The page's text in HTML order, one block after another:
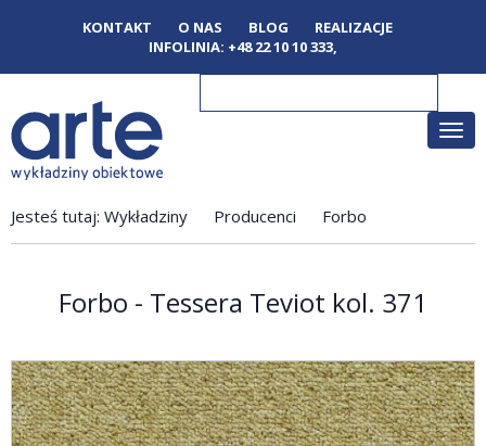
KONTAKT O NAS BLOG
REALIZACJE
INFOLINIA: +48 22 10 10 333,
Jesteś tutaj: Wykładziny Producenci Forbo
Forbo - Tessera Teviot kol. 371